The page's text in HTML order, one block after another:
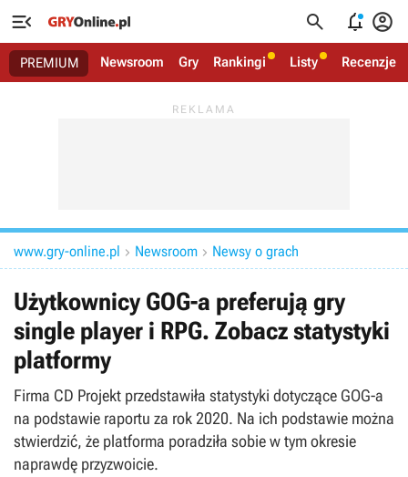
   
PREMIUM Newsroom Gry Rankingi Listy Recenzje
www.gry-online.pl  Newsroom  Newsy o grach
Użytkownicy GOG-a preferują gry
single player i RPG. Zobacz statystyki
platformy
Firma CD Projekt przedstawiła statystyki dotyczące GOG-a
na podstawie raportu za rok 2020. Na ich podstawie można
stwierdzić, że platforma poradziła sobie w tym okresie
naprawdę przyzwoicie.